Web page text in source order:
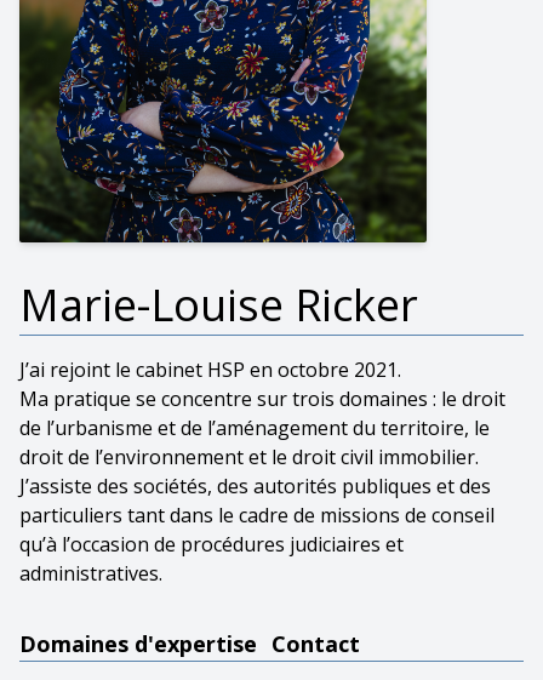
Marie-Louise Ricker
J’ai rejoint le cabinet HSP en octobre 2021.
Ma pratique se concentre sur trois domaines : le droit
de l’urbanisme et de l’aménagement du territoire, le
droit de l’environnement et le droit civil immobilier.
J’assiste des sociétés, des autorités publiques et des
particuliers tant dans le cadre de missions de conseil
qu’à l’occasion de procédures judiciaires et
administratives.
Domaines d'expertise Contact